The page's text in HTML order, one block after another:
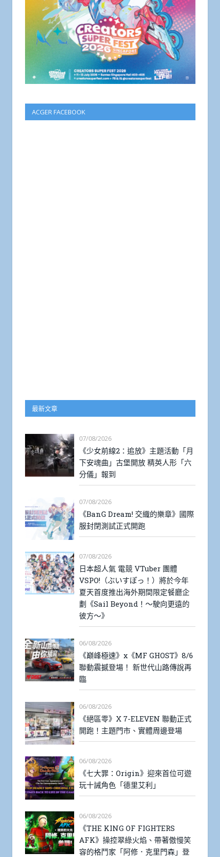
ACGER FACEBOOK
最新文章
07/08/2026
《少女前線2：追放》主題活動「月
下安魂曲」古堡開放 精英人形「六
分儀」報到
07/08/2026
《BanG Dream! 交織的樂章》國際
服封閉測試正式開跑
07/08/2026
日本超人氣 電競 VTuber 團體
VSPO!（ぶいすぽっ！）將於今年
夏天首度推出海外期間限定餐廳企
劃《Sail Beyond！～駛向更遠的
彼方～》
06/08/2026
《巔峰極速》x《MF GHOST》8/6
聯動震撼登場！ 新世代山路傳說再
臨
06/08/2026
《絕區零》X 7-ELEVEN 聯動正式
開跑！主題門市、實體周邊登場
06/08/2026
《七大罪：Origin》迎來首位可遊
玩十誡角色「德里艾利」
06/08/2026
《THE KING OF FIGHTERS
AFK》操控翠綠火焰、帶著傲慢笑
容的格鬥家「阿修．克里門森」登